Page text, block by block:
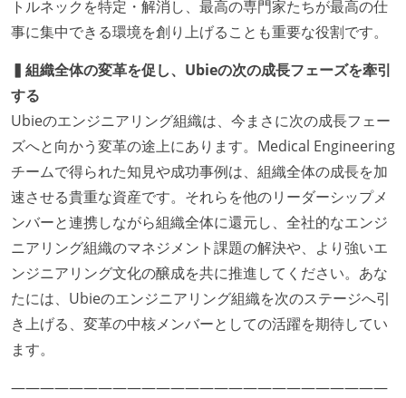
トルネックを特定・解消し、最高の専門家たちが最高の仕
事に集中できる環境を創り上げることも重要な役割です。
▍組織全体の変革を促し、Ubieの次の成長フェーズを牽引
する
Ubieのエンジニアリング組織は、今まさに次の成長フェー
ズへと向かう変革の途上にあります。Medical Engineering
チームで得られた知見や成功事例は、組織全体の成長を加
速させる貴重な資産です。それらを他のリーダーシップメ
ンバーと連携しながら組織全体に還元し、全社的なエンジ
ニアリング組織のマネジメント課題の解決や、より強いエ
ンジニアリング文化の醸成を共に推進してください。あな
たには、Ubieのエンジニアリング組織を次のステージへ引
き上げる、変革の中核メンバーとしての活躍を期待してい
ます。
――――――――――――――――――――――――――